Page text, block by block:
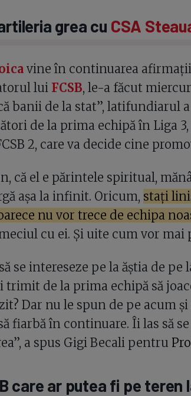
grea cu CSA
vine în continuarea
lui FCSB, le-a făcut
banii de la stat”, latifundiarul
de la prima echipă în Liga
2, care va decide cine
că el e părintele spiritual,
așa la infinit. Oricum, stați
nu vor trece de echipa
cu ei. Și uite cum vor mai
se intereseze pe la ăștia de pe
trimit de la prima echipă să
Dar nu le spun de pe acum
fiarbă în continuare. Îi las să se
a spus Gigi Becali pentru
care ar putea fi pe teren